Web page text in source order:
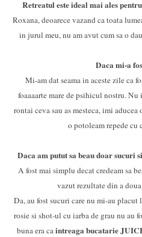
Retreatul este ideal mai ales
Roxana, deoarece vazand ca toata
in jurul meu, nu am avut cum sa o
Daca mi-a
Mi-am dat seama in aceste zile ca
foaaaarte mare de psihicul nostru. Nu
rontai ceva sau as mesteca, imi aducea
o potoleam repede cu
Daca am putut sa beau doar sucuri
A fost mai simplu decat credeam sa
vazut rezultate din a
Da, au fost sucuri care nu mi-au
rosie si shot-ul cu iarba de grau nu au
buna era caintreaga bucatarie